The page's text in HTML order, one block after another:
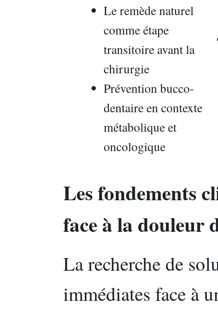
Le remède naturel
comme étape
transitoire avant la
chirurgie
Prévention bucco-
dentaire en contexte
métabolique et
oncologique
Les fondements
face à la douleur
La recherche de
immédiates face à